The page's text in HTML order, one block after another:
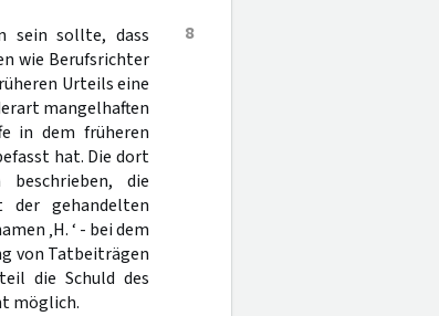
8
sein sollte, dass
wie Berufsrichter
Urteils eine
mangelhaften
in dem früheren
hat. Die dort
die
der gehandelten
‚H. ‘ - bei dem
von Tatbeiträgen
die Schuld des
möglich.